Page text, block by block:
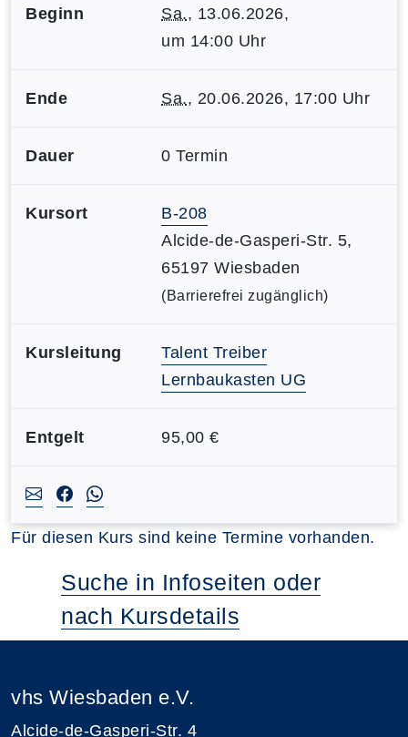
Beginn Sa., 13.06.2026,
um 14:00 Uhr
Ende Sa., 20.06.2026, 17:00 Uhr
Dauer 0 Termin
Kursort
B-208
Alcide-de-Gasperi-Str. 5,
65197 Wiesbaden
(Barrierefrei zugänglich)
Kursleitung
Talent Treiber
Lernbaukasten UG
Entgelt 95,00 €
Für diesen Kurs sind keine Termine vorhanden.
Suche in Infoseiten oder
nach Kursdetails
vhs Wiesbaden e.V.
Alcide-de-Gasperi-Str. 4